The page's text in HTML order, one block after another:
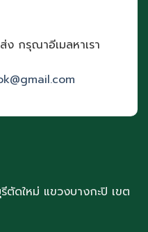
ง กรุณาอีเมลหาเรา
ดใหม่ แขวงบางกะปิ เขต